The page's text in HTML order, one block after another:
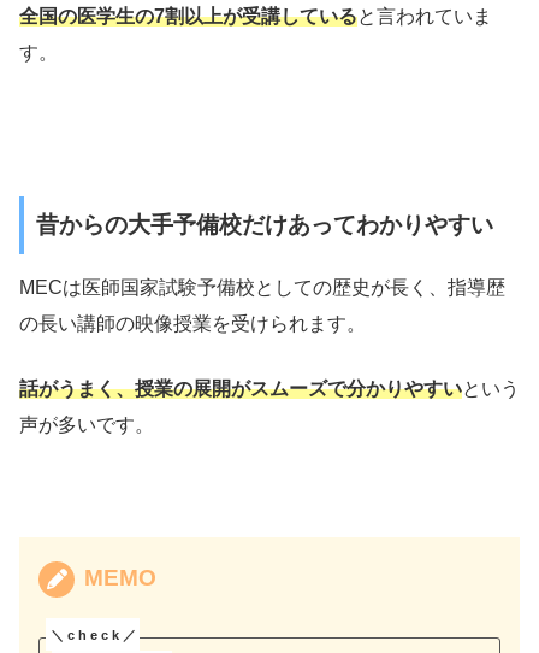
全国の医学生の7割以上が受講していると言われていま
す。
昔からの大手予備校だけあってわかりやすい
MECは医師国家試験予備校としての歴史が長く、指導歴
の長い講師の映像授業を受けられます。
話がうまく、授業の展開がスムーズで分かりやすいという
声が多いです。
MEMO